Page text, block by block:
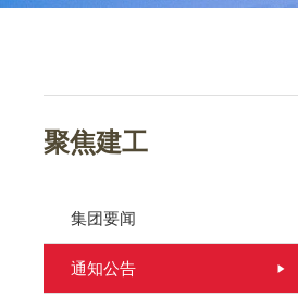
聚焦建工
集团要闻
通知公告